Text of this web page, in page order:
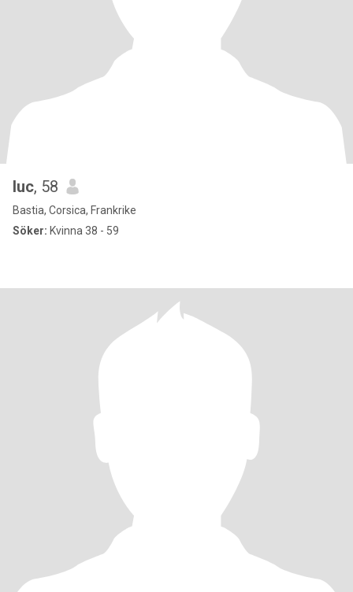
luc, 58
Bastia, Corsica, Frankrike
Söker: Kvinna 38 - 59